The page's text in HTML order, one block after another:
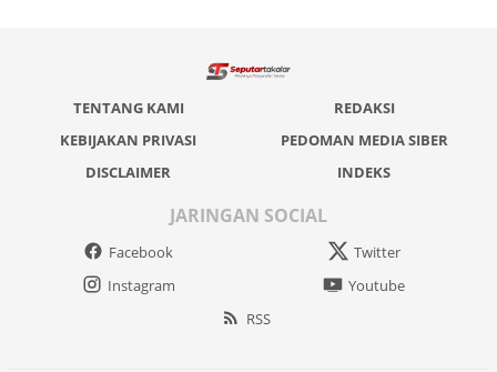
TENTANG KAMI
REDAKSI
KEBIJAKAN PRIVASI
PEDOMAN MEDIA SIBER
DISCLAIMER
INDEKS
JARINGAN SOCIAL
Facebook
Twitter
Instagram
Youtube
RSS